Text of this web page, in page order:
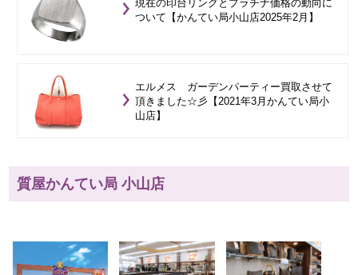
現在の印台リングとプラチナ価格の動向に
ついて【かんてい局小山店2025年2月】
エルメス ガーデンパーティー買取させて
頂きました☆彡【2021年3月かんてい局小
山店】
質屋かんてい局 小山店